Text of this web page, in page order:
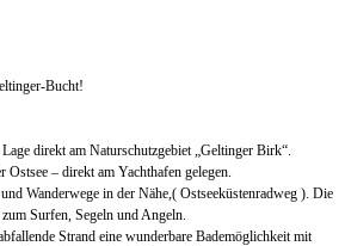
Bucht!
direkt am Naturschutzgebiet „Geltinger Birk“.
– direkt am Yachthafen gelegen.
Wanderwege in der Nähe,( Ostseeküstenradweg ). Die
Surfen, Segeln und Angeln.
Strand eine wunderbare Bademöglichkeit mit